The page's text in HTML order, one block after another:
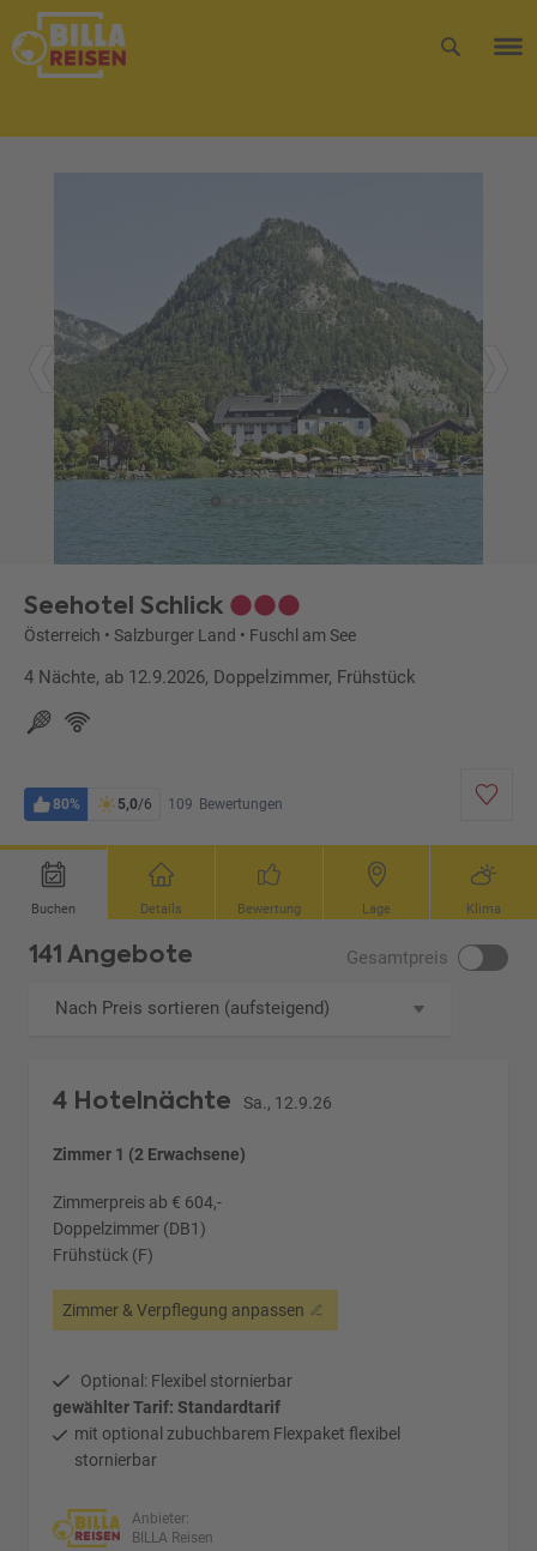
Seehotel Schlick
Österreich • Salzburger Land • Fuschl am See
4 Nächte, ab 12.9.2026, Doppelzimmer, Frühstück
80% 5,0/6 109 Bewertungen
Buchen Details Bewertung Lage Klima
141 Angebote Gesamtpreis
Nach Preis sortieren (aufsteigend)
4 Hotelnächte Sa., 12.9.26
Zimmer 1 (2 Erwachsene)
Zimmerpreis ab € 604,-
Doppelzimmer (DB1)
Frühstück (F)
Zimmer & Verpflegung anpassen
Optional: Flexibel stornierbar
gewählter Tarif: Standardtarif
mit optional zubuchbarem Flexpaket flexibel
stornierbar
Anbieter:
BILLA Reisen